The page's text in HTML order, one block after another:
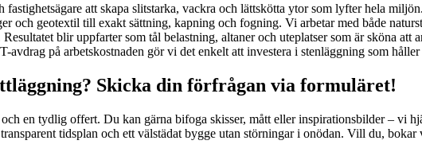
att skapa slitstarka, vackra och lättskötta ytor som lyfter hela
och geotextil till exakt sättning, kapning och fogning. Vi arbetar med både
blir uppfarter som tål belastning, altaner och uteplatser som är sköna att
på arbetskostnaden gör vi det enkelt att investera i stenläggning som
Skicka din förfrågan via formuläret!
en tydlig offert. Du kan gärna bifoga skisser, mått eller inspirationsbilder – vi
tidsplan och ett välstädat bygge utan störningar i onödan. Vill du,